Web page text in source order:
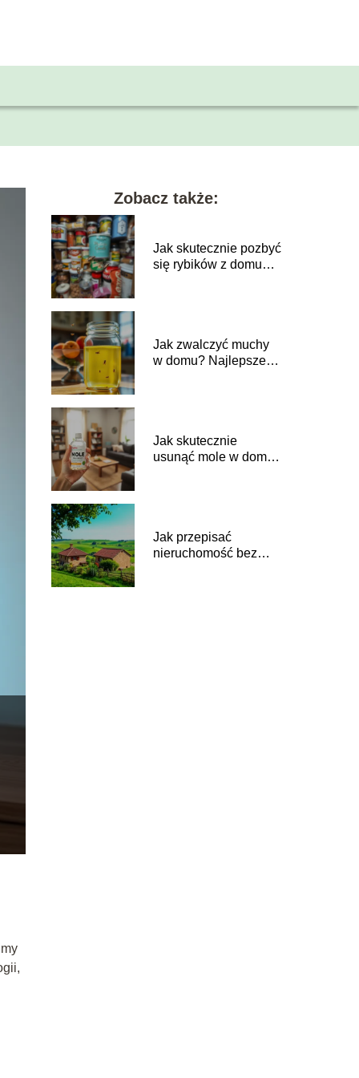
Zobacz także:
Jak skutecznie pozbyć
się rybików z domu?
Jak zwalczyć muchy
w domu? Najlepsze
Jak skutecznie
usunąć mole w domu?
Jak przepisać
nieruchomość bez